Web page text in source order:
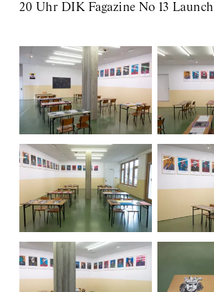
20 Uhr DIK Fagazine No 13 Launch